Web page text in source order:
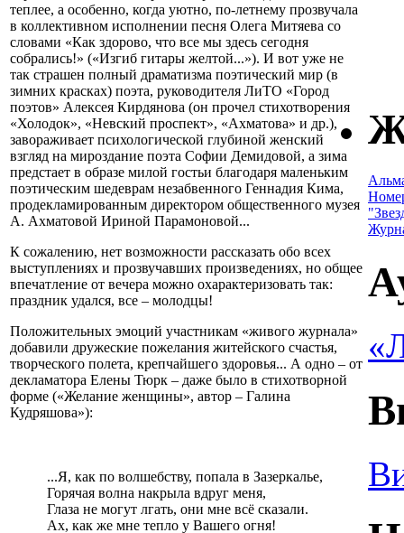
теплее, а особенно, когда уютно, по-летнему прозвучала
в коллективном исполнении песня Олега Митяева со
словами «Как здорово, что все мы здесь сегодня
собрались!» («Изгиб гитары желтой...»). И вот уже не
так страшен полный драматизма поэтический мир (в
зимних красках) поэта, руководителя ЛиТО «Город
поэтов» Алексея Кирдянова (он прочел стихотворения
«Холодок», «Невский проспект», «Ахматова» и др.),
завораживает психологической глубиной женский
взгляд на мироздание поэта Софии Демидовой, а зима
предстает в образе милой гостьи благодаря маленьким
поэтическим шедеврам незабвенного Геннадия Кима,
продекламированным директором общественного музея
А. Ахматовой Ириной Парамоновой...
К сожалению, нет возможности рассказать обо всех
выступлениях и прозвучавших произведениях, но общее
впечатление от вечера можно охарактеризовать так:
праздник удался, все – молодцы!
Положительных эмоций участникам «живого журнала»
добавили дружеские пожелания житейского счастья,
творческого полета, крепчайшего здоровья... А одно – от
декламатора Елены Тюрк – даже было в стихотворной
форме («Желание женщины», автор – Галина
Кудряшова»):
...Я, как по волшебству, попала в Зазеркалье,
Горячая волна накрыла вдруг меня,
Глаза не могут лгать, они мне всё сказали.
Ах, как же мне тепло у Вашего огня!